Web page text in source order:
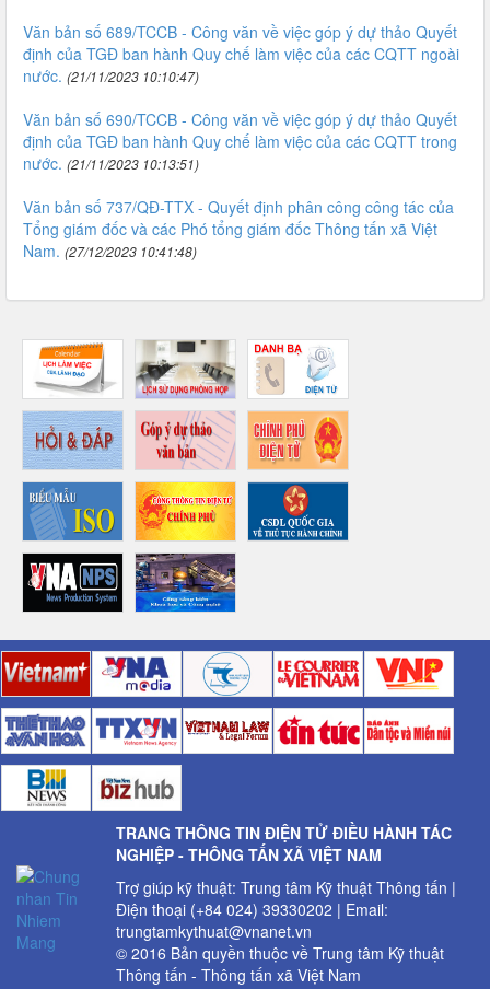
Văn bản số 689/TCCB - Công văn về việc góp ý dự thảo Quyết
định của TGĐ ban hành Quy chế làm việc của các CQTT ngoài
nước. (21/11/2023 10:10:47)
Văn bản số 690/TCCB - Công văn về việc góp ý dự thảo Quyết
định của TGĐ ban hành Quy chế làm việc của các CQTT trong
nước. (21/11/2023 10:13:51)
Văn bản số 737/QĐ-TTX - Quyết định phân công công tác của
Tổng giám đốc và các Phó tổng giám đốc Thông tấn xã Việt
Nam. (27/12/2023 10:41:48)
TRANG THÔNG TIN ĐIỆN TỬ ĐIỀU HÀNH TÁC
NGHIỆP - THÔNG TẤN XÃ VIỆT NAM
Trợ giúp kỹ thuật: Trung tâm Kỹ thuật Thông tấn |
Điện thoại (+84 024) 39330202 | Email:
trungtamkythuat@vnanet.vn
© 2016 Bản quyền thuộc về Trung tâm Kỹ thuật
Thông tấn - Thông tấn xã Việt Nam